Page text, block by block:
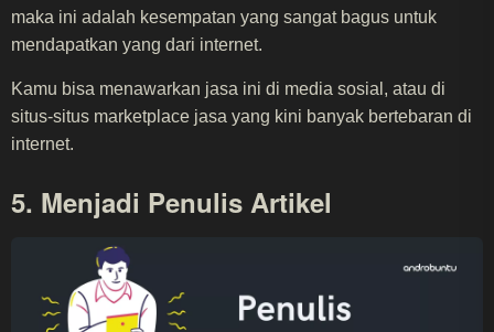
maka ini adalah kesempatan yang sangat bagus untuk
mendapatkan yang dari internet.
Kamu bisa menawarkan jasa ini di media sosial, atau di
situs-situs marketplace jasa yang kini banyak bertebaran di
internet.
5. Menjadi Penulis Artikel